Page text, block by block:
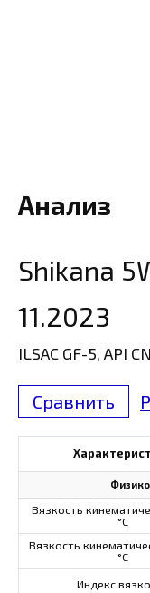
Анализ
Shikana
11.2023
ILSAC GF-5, API
Сравнить
Вязкость
°С
Вязкость
°С
Индекс